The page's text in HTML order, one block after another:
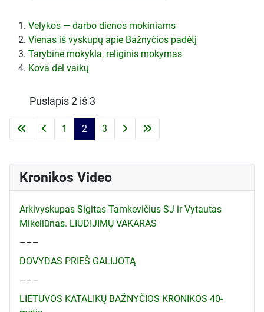
Velykos — darbo dienos mokiniams
Vienas iš vyskupų apie Bažnyčios padėtį
Tarybinė mokykla, religinis mokymas
Kova dėl vaikų
Puslapis 2 iš 3
1 2 3
Kronikos Video
Arkivyskupas Sigitas Tamkevičius SJ ir Vytautas
Mikeliūnas. LIUDIJIMŲ VAKARAS
–––
DOVYDAS PRIEŠ GALIJOTĄ
–––
LIETUVOS KATALIKŲ BAŽNYČIOS KRONIKOS 40-